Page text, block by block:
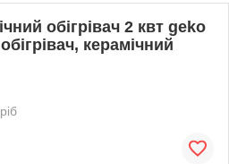
обігрівач 2 квт geko
керамічний